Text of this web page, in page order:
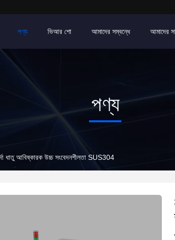
পণ্য ভিআর শো আমাদের সম্বন্ধে আমাদের
পণ্য
ধাতু আবিষ্কারক উচ্চ সংবেদনশীলতা SUS304